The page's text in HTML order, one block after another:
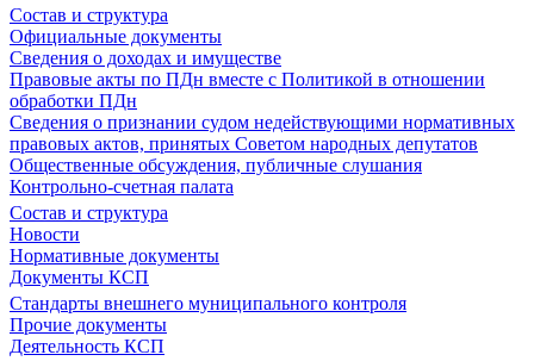
Состав и структура
Официальные документы
Сведения о доходах и имуществе
Правовые акты по ПДн вместе с Политикой в отношении
обработки ПДн
Сведения о признании судом недействующими нормативных
правовых актов, принятых Советом народных депутатов
Общественные обсуждения, публичные слушания
Контрольно-счетная палата
Состав и структура
Новости
Нормативные документы
Документы КСП
Стандарты внешнего муниципального контроля
Прочие документы
Деятельность КСП